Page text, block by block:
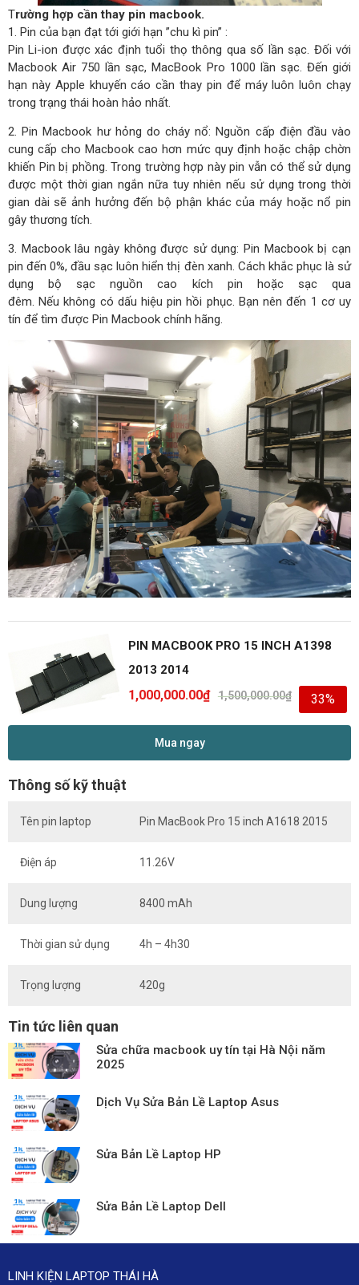
Trường hợp cần thay pin macbook.
1. Pin của bạn đạt tới giới hạn ”chu kì pin” :
Pin Li-ion được xác định tuổi thọ thông qua số lần sạc. Đối với
Macbook Air 750 lần sạc, MacBook Pro 1000 lần sạc. Đến giới
hạn này Apple khuyến cáo cần thay pin để máy luôn luôn chạy
trong trạng thái hoàn hảo nhất.
2. Pin Macbook hư hỏng do cháy nổ: Nguồn cấp điện đầu vào
cung cấp cho Macbook cao hơn mức quy định hoặc chập chờn
khiến Pin bị phồng. Trong trường hợp này pin vẫn có thể sử dụng
được một thời gian ngắn nữa tuy nhiên nếu sử dụng trong thời
gian dài sẽ ảnh hưởng đến bộ phận khác của máy hoặc nổ pin
gây thương tích.
3. Macbook lâu ngày không được sử dụng: Pin Macbook bị cạn
pin đến 0%, đầu sạc luôn hiển thị đèn xanh. Cách khắc phục là sử
dụng bộ sạc nguồn cao kích pin hoặc sạc qua
đêm. Nếu không có dấu hiệu pin hồi phục. Bạn nên đến 1 cơ uy
tín để tìm được Pin Macbook chính hãng.
PIN MACBOOK PRO 15 INCH A1398
2013 2014
1,500,000.00₫
1,000,000.00₫ 33%
Mua ngay
Thông số kỹ thuật
Tên pin laptop Pin MacBook Pro 15 inch A1618 2015
Điện áp 11.26V
Dung lượng 8400 mAh
Thời gian sử dụng 4h – 4h30
Trọng lượng 420g
Tin tức liên quan
Sửa chữa macbook uy tín tại Hà Nội năm
2025
Dịch Vụ Sửa Bản Lề Laptop Asus
Sửa Bản Lề Laptop HP
Sửa Bản Lề Laptop Dell
LINH KIỆN LAPTOP THÁI HÀ